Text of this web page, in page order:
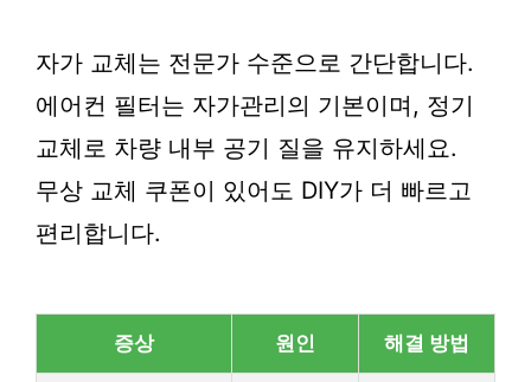
자가 교체는 전문가 수준으로 간단합니다.
에어컨 필터는 자가관리의 기본이며, 정기
교체로 차량 내부 공기 질을 유지하세요.
무상 교체 쿠폰이 있어도 DIY가 더 빠르고
편리합니다.
증상 원인 해결 방법